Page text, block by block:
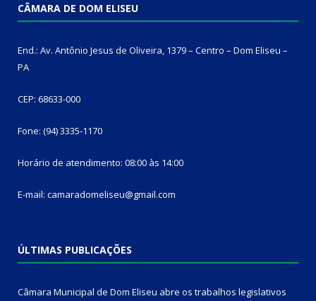
CÂMARA DE DOM ELISEU
End.: Av. Antônio Jesus de Oliveira, 1379 – Centro – Dom Eliseu –
PA
CEP: 68633-000
Fone: (94) 3335-1170
Horário de atendimento: 08:00 às 14:00
E-mail: camaradomeliseu@gmail.com
ÚLTIMAS PUBLICAÇÕES
Câmara Municipal de Dom Eliseu abre os trabalhos legislativos